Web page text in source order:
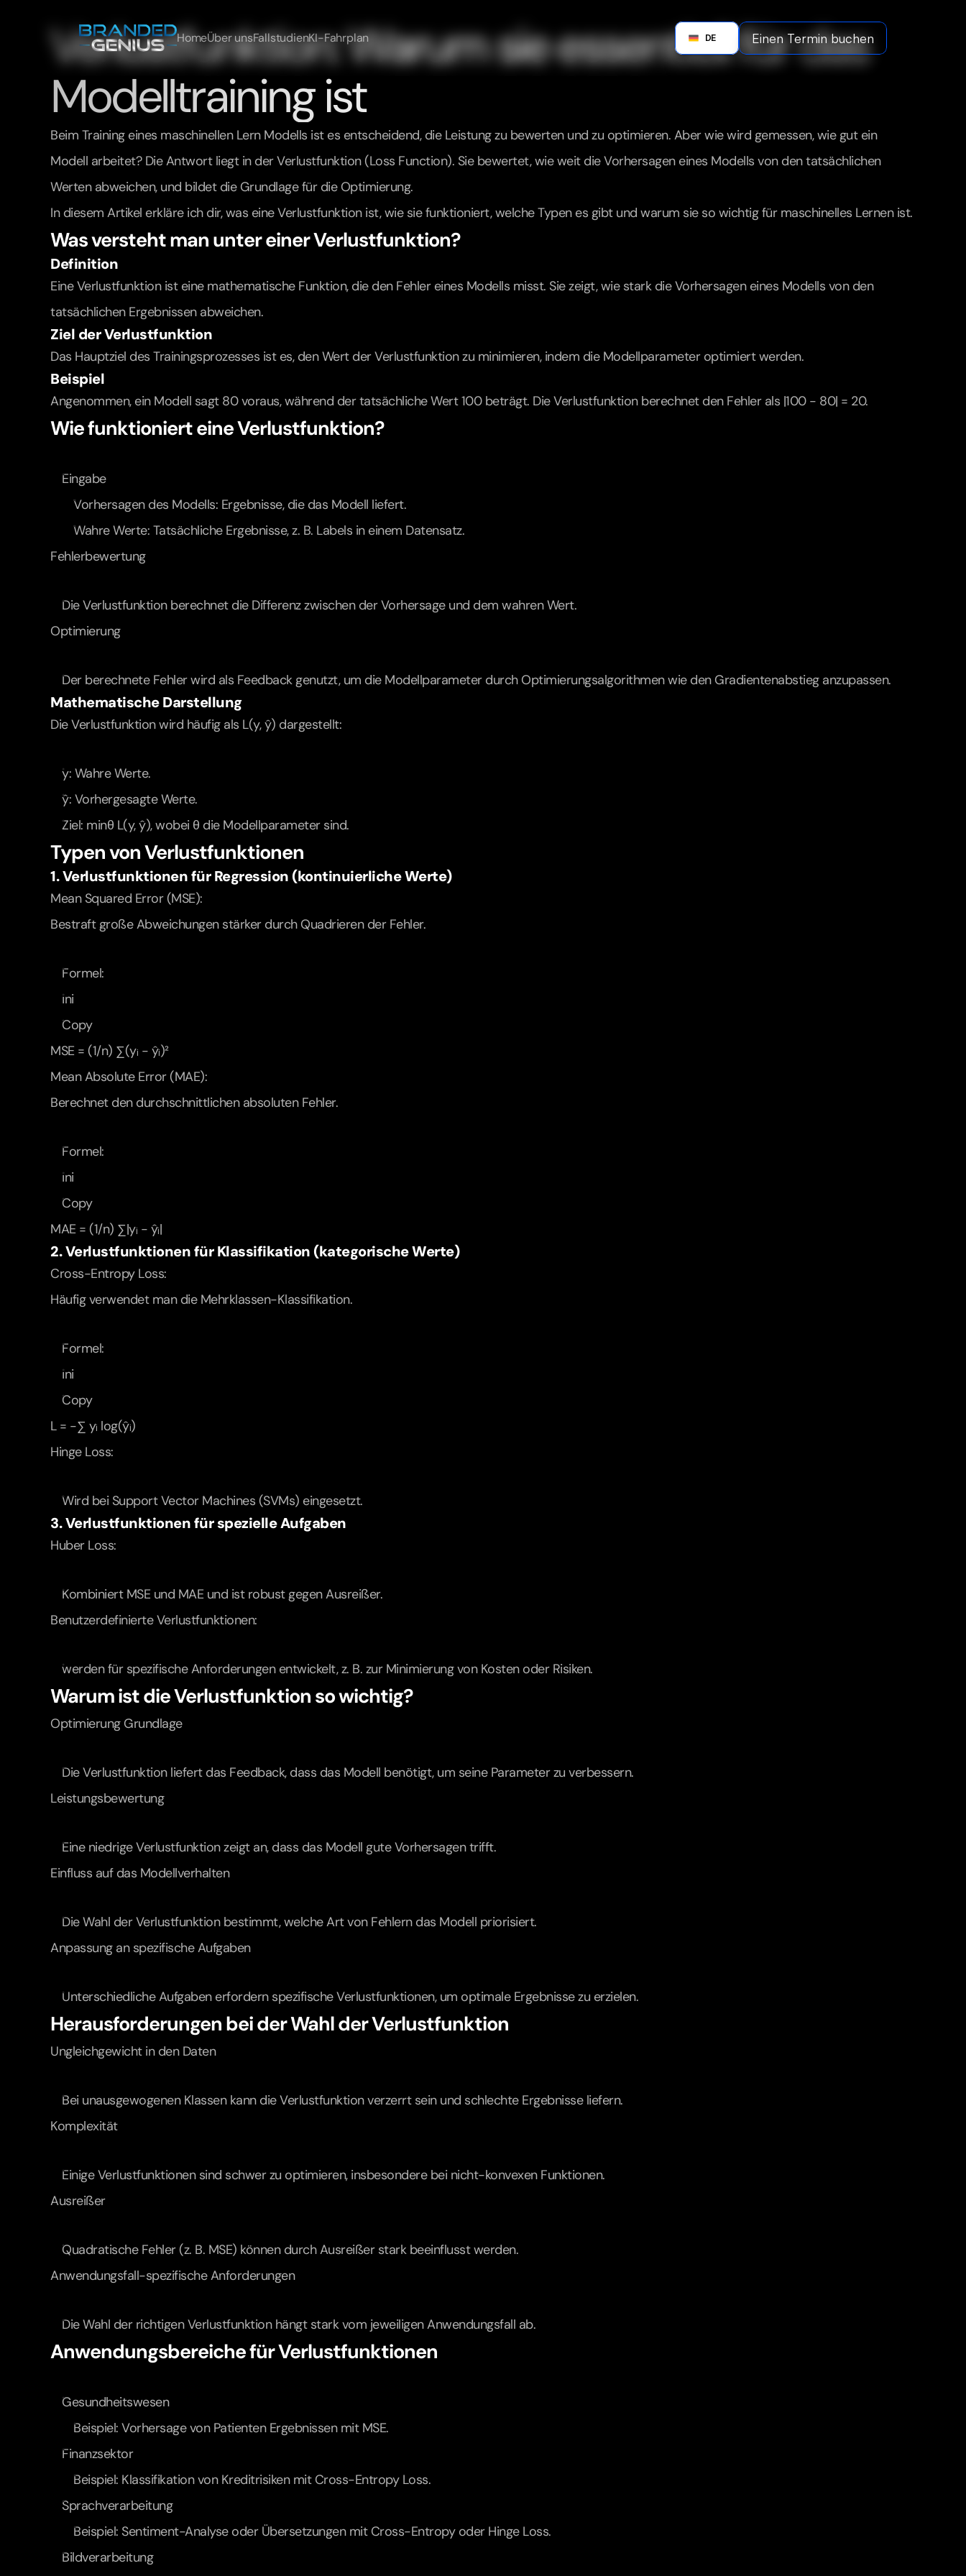
HomeÜber unsFallstudienKI-Fahrplan German
DE Einen Termin buchen
Verlustfunktion: Warum sie essentiell für das
Modelltraining ist
Beim Training eines maschinellen Lern Modells ist es entscheidend, die Leistung zu bewerten und zu optimieren. Aber wie wird gemessen, wie gut ein
Modell arbeitet? Die Antwort liegt in der Verlustfunktion (Loss Function). Sie bewertet, wie weit die Vorhersagen eines Modells von den tatsächlichen
Werten abweichen, und bildet die Grundlage für die Optimierung.
In diesem Artikel erkläre ich dir, was eine Verlustfunktion ist, wie sie funktioniert, welche Typen es gibt und warum sie so wichtig für maschinelles Lernen ist.
Was versteht man unter einer Verlustfunktion?
Definition
Eine Verlustfunktion ist eine mathematische Funktion, die den Fehler eines Modells misst. Sie zeigt, wie stark die Vorhersagen eines Modells von den
tatsächlichen Ergebnissen abweichen.
Ziel der Verlustfunktion
Das Hauptziel des Trainingsprozesses ist es, den Wert der Verlustfunktion zu minimieren, indem die Modellparameter optimiert werden.
Beispiel
Angenommen, ein Modell sagt 80 voraus, während der tatsächliche Wert 100 beträgt. Die Verlustfunktion berechnet den Fehler als |100 - 80| = 20.
Wie funktioniert eine Verlustfunktion?
Eingabe
Vorhersagen des Modells: Ergebnisse, die das Modell liefert.
Wahre Werte: Tatsächliche Ergebnisse, z. B. Labels in einem Datensatz.
Fehlerbewertung
Die Verlustfunktion berechnet die Differenz zwischen der Vorhersage und dem wahren Wert.
Optimierung
Der berechnete Fehler wird als Feedback genutzt, um die Modellparameter durch Optimierungsalgorithmen wie den Gradientenabstieg anzupassen.
Mathematische Darstellung
Die Verlustfunktion wird häufig als L(y, ŷ) dargestellt:
y: Wahre Werte.
ŷ: Vorhergesagte Werte.
Ziel: minθ L(y, ŷ), wobei θ die Modellparameter sind.
Typen von Verlustfunktionen
1. Verlustfunktionen für Regression (kontinuierliche Werte)
Mean Squared Error (MSE):
Bestraft große Abweichungen stärker durch Quadrieren der Fehler.
Formel:
ini
Copy
MSE = (1/n) ∑(yᵢ - ŷᵢ)²
Mean Absolute Error (MAE):
Berechnet den durchschnittlichen absoluten Fehler.
Formel:
ini
Copy
MAE = (1/n) ∑|yᵢ - ŷᵢ|
2. Verlustfunktionen für Klassifikation (kategorische Werte)
Cross-Entropy Loss:
Häufig verwendet man die Mehrklassen-Klassifikation.
Formel:
ini
Copy
L = -∑ yᵢ log(ŷᵢ)
Hinge Loss:
Wird bei Support Vector Machines (SVMs) eingesetzt.
3. Verlustfunktionen für spezielle Aufgaben
Huber Loss:
Kombiniert MSE und MAE und ist robust gegen Ausreißer.
Benutzerdefinierte Verlustfunktionen:
werden für spezifische Anforderungen entwickelt, z. B. zur Minimierung von Kosten oder Risiken.
Warum ist die Verlustfunktion so wichtig?
Optimierung Grundlage
Die Verlustfunktion liefert das Feedback, dass das Modell benötigt, um seine Parameter zu verbessern.
Leistungsbewertung
Eine niedrige Verlustfunktion zeigt an, dass das Modell gute Vorhersagen trifft.
Einfluss auf das Modellverhalten
Die Wahl der Verlustfunktion bestimmt, welche Art von Fehlern das Modell priorisiert.
Anpassung an spezifische Aufgaben
Unterschiedliche Aufgaben erfordern spezifische Verlustfunktionen, um optimale Ergebnisse zu erzielen.
Herausforderungen bei der Wahl der Verlustfunktion
Ungleichgewicht in den Daten
Bei unausgewogenen Klassen kann die Verlustfunktion verzerrt sein und schlechte Ergebnisse liefern.
Komplexität
Einige Verlustfunktionen sind schwer zu optimieren, insbesondere bei nicht-konvexen Funktionen.
Ausreißer
Quadratische Fehler (z. B. MSE) können durch Ausreißer stark beeinflusst werden.
Anwendungsfall-spezifische Anforderungen
Die Wahl der richtigen Verlustfunktion hängt stark vom jeweiligen Anwendungsfall ab.
Anwendungsbereiche für Verlustfunktionen
Gesundheitswesen
Beispiel: Vorhersage von Patienten Ergebnissen mit MSE.
Finanzsektor
Beispiel: Klassifikation von Kreditrisiken mit Cross-Entropy Loss.
Sprachverarbeitung
Beispiel: Sentiment-Analyse oder Übersetzungen mit Cross-Entropy oder Hinge Loss.
Bildverarbeitung